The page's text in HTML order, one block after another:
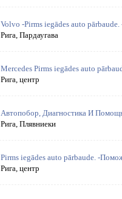
Volvo -Pirms iegādes auto
Рига, Пардаугава
Mercedes Pirms iegādes auto
Рига, центр
Автопобор, Диагностика И
Рига, Плявниеки
Pirms iegādes auto pārbaude. -
Рига, центр